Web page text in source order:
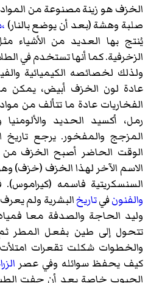
الخزف هو زينة مصنوعة من
صلبة وهشة (بعد أن يوضع بالنار)
يُنتج بها العديد من الأشياء مثل
الزخرفية. كما أنها تستخدم في
ولذلك لخصائصه الكيميائية
عادة لون الخزف أبيض، يمكن
الفخاريات عادة ما تتألف من
رمل، أكسيد الحديد والألومنيا
المزجج والمفخور. يرجع
الوقت الحاضر أصبح الخزف من
الاسم الآخر لهذا الخزف (خزف)
السنسكريتية فاسمه
والفنونفيتاريخالبشرية ولم
وليد الحاجة والصدفة معا فمياه
تتحول إلى طين بفعل المطر
والخطوات شكلت تقعرات امتلأت
كيف يحفظ سوائله وفي عصر
الحبوب خاصة بعد أن جفت